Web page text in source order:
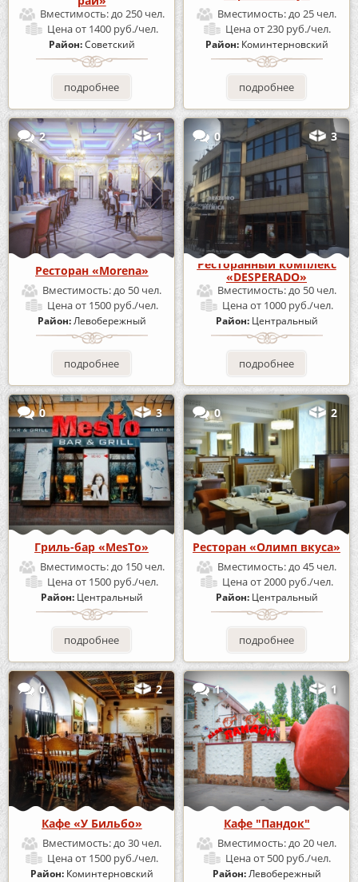
Вместимость:до 250 чел.
Ценаот 1400 руб./чел.
Район:Советский
подробнее
Вместимость:до 25 чел.
Ценаот 230 руб./чел.
Район: Коминтерновский
подробнее
2 1
Ресторан «Morena»
Вместимость:до 50 чел.
Ценаот 1500 руб./чел.
Район:Левобережный
подробнее
0 3
Ресторанный комплекс
«DESPERADO»
Вместимость:до 50 чел.
Ценаот 1000 руб./чел.
Район: Центральный
подробнее
0 3
Гриль-бар «MesTo»
Вместимость:до 150 чел.
Ценаот 1500 руб./чел.
Район: Центральный
подробнее
0 2
Ресторан «Олимп вкуса»
Вместимость:до 45 чел.
Ценаот 2000 руб./чел.
Район: Центральный
подробнее
0 2
Кафе «У Бильбо»
Вместимость:до 30 чел.
Ценаот 1500 руб./чел.
Район: Коминтерновский
1 1
Кафе "Пандок"
Вместимость:до 20 чел.
Ценаот 500 руб./чел.
Район:Левобережный